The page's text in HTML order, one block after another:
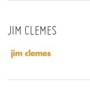
JIM CLEMES